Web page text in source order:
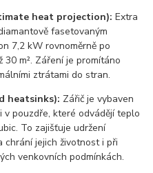
heat projection): Extra
fasetovaným
7,2 kW rovnoměrně po
m². Záření je promítáno
ztrátami do stran.
heatsinks): Zářič je vybaven
v pouzdře, které odvádějí teplo
To zajišťuje udržení
jejich životnost i při
venkovních podmínkách.